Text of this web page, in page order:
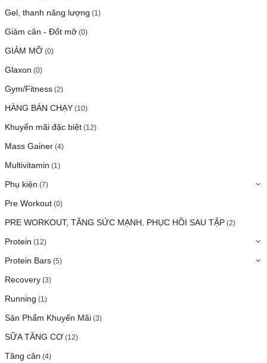
Gel, thanh năng lượng (1)
Giảm cân - Đốt mỡ (0)
GIẢM MỠ (0)
Glaxon (0)
Gym/Fitness (2)
HÀNG BÁN CHẠY (10)
Khuyến mãi đặc biệt (12)
Mass Gainer (4)
Multivitamin (1)
Phụ kiện (7)
Pre Workout (0)
PRE WORKOUT, TĂNG SỨC MẠNH, PHỤC HỒI SAU TẬP (2)
Protein (12)
Protein Bars (5)
Recovery (3)
Running (1)
Sản Phẩm Khuyến Mãi (3)
SỮA TĂNG CƠ (12)
Tăng cân (4)